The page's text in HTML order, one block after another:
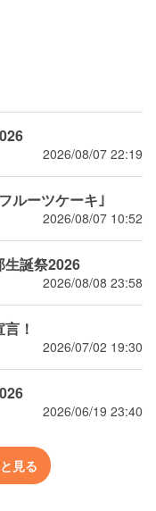
2026/08/07 22:19
ルーツケーキ｣
2026/08/07 10:52
生誕祭2026
2026/08/08 23:58
宣言！
2026/07/02 19:30
2026/06/19 23:40
見る